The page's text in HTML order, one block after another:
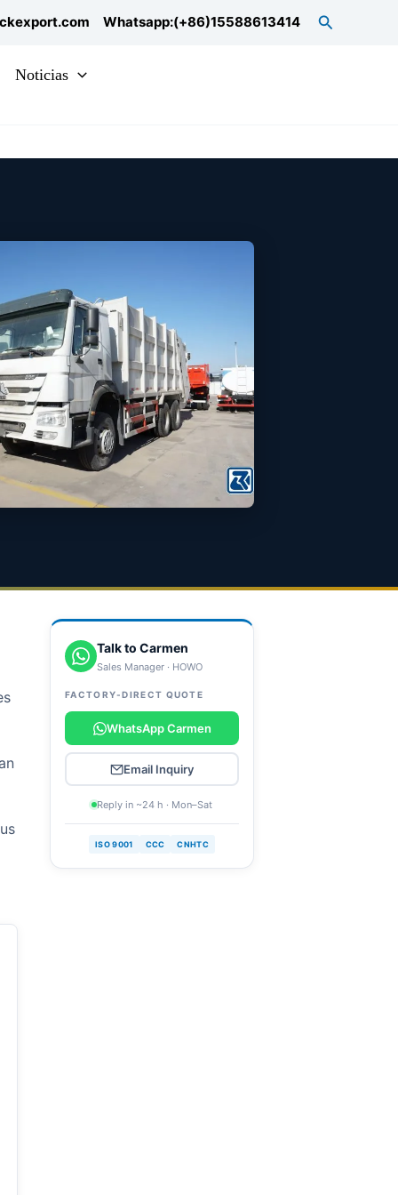
Whatsapp:(+86)15588613414 Search
Noticias
Talk to Carmen
Sales Manager · HOWO
FACTORY-DIRECT QUOTE
WhatsApp Carmen
Email Inquiry
Reply in ~24 h · Mon–Sat
ISO 9001 CCC CNHTC